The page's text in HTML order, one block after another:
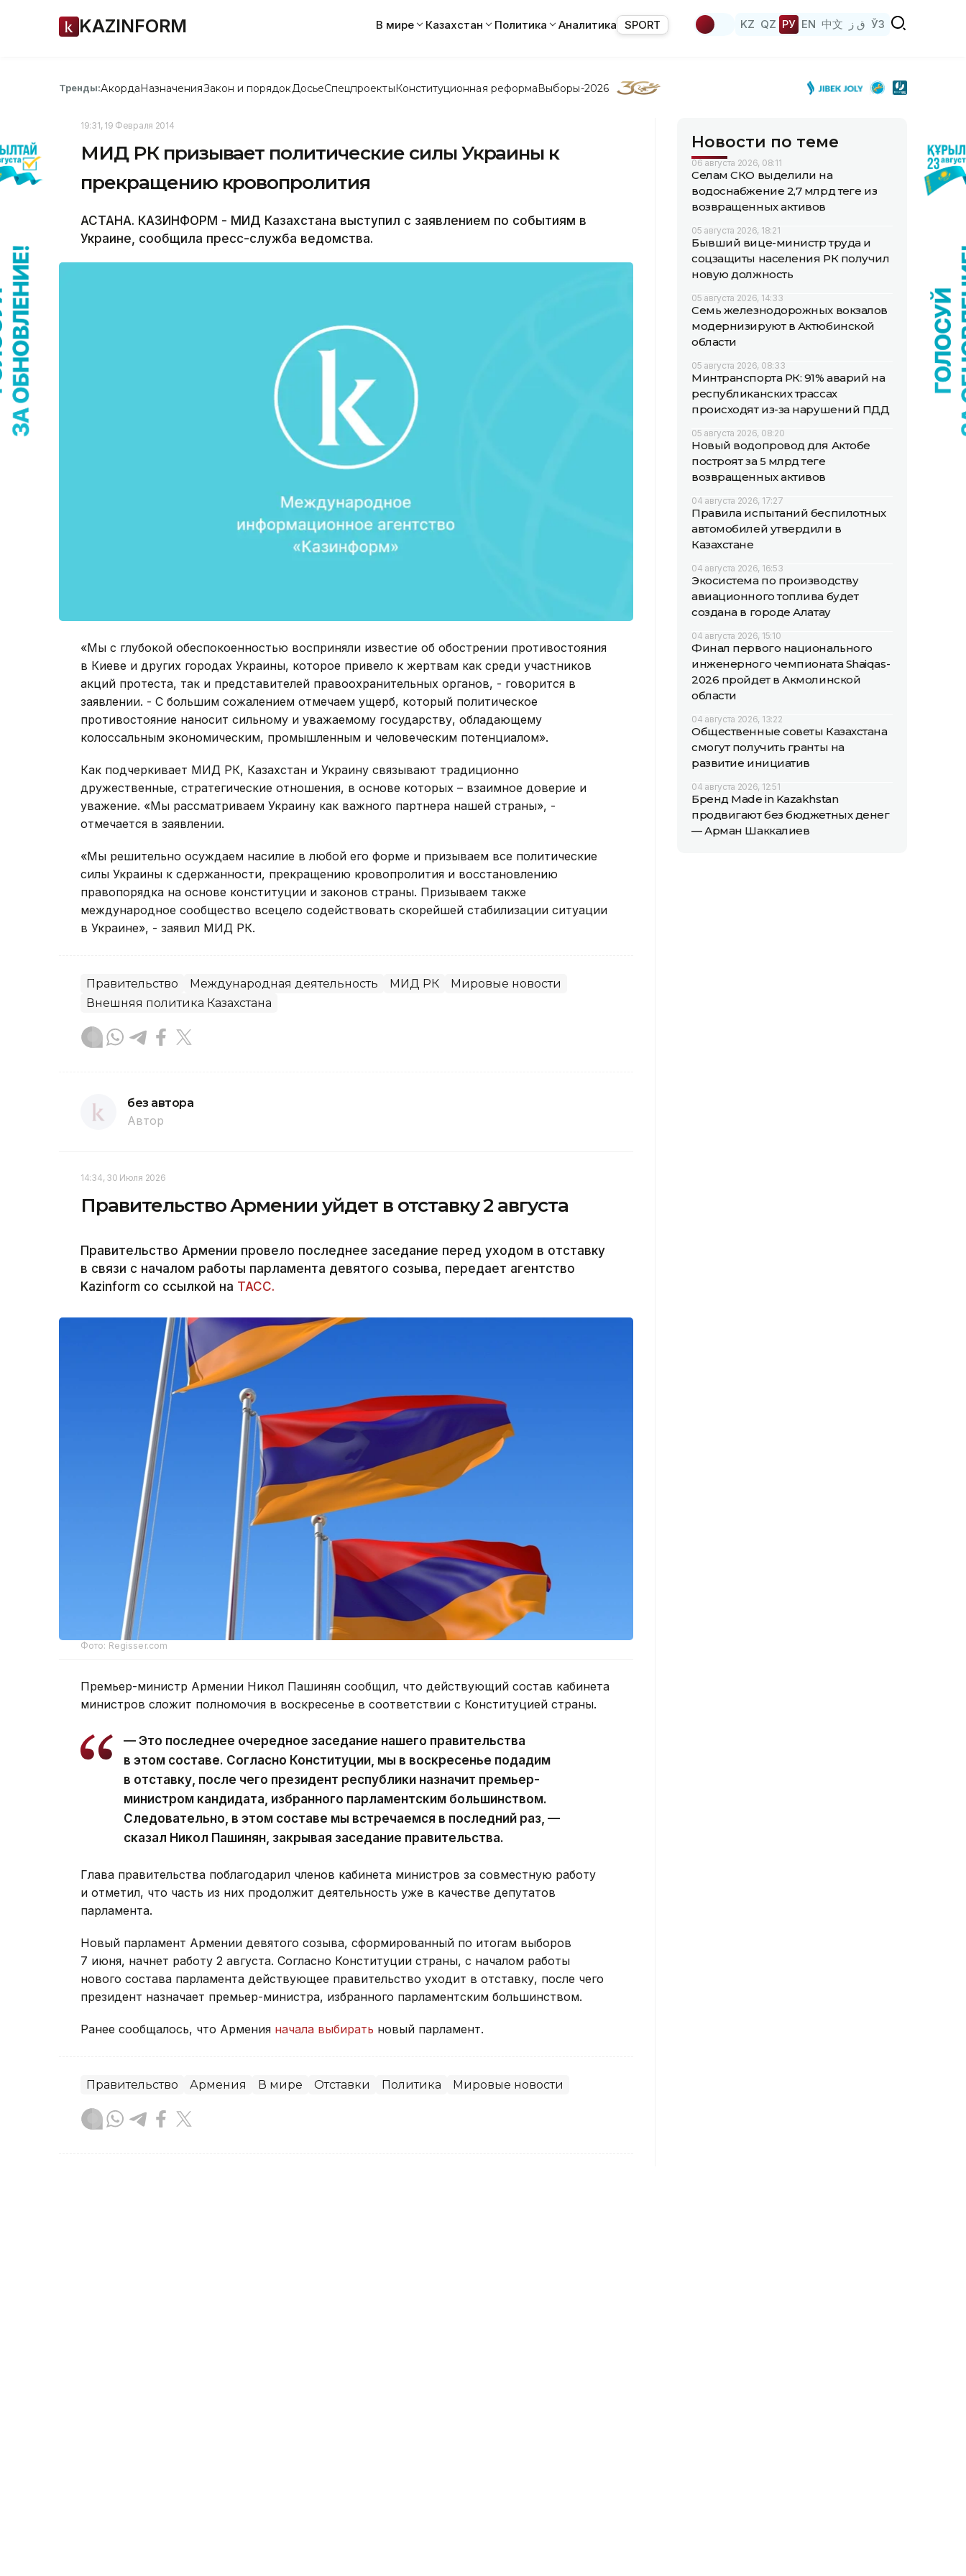
KAZINFORM В мире Казахстан Политика Аналитика SPORT KZ QZ РУ EN 中文 ق ز ЎЗ
Тренды:АкордаНазначенияЗакон и порядок ДосьеСпецпроектыКонституционная реформаВыборы-2026
19:31, 19 Февраля 2014
МИД РК призывает политические силы Украины к
прекращению кровопролития
АСТАНА. КАЗИНФОРМ - МИД Казахстана выступил с заявлением по событиям в
Украине, сообщила пресс-служба ведомства.
«Мы с глубокой обеспокоенностью восприняли известие об обострении противостояния
в Киеве и других городах Украины, которое привело к жертвам как среди участников
акций протеста, так и представителей правоохранительных органов, - говорится в
заявлении. - С большим сожалением отмечаем ущерб, который политическое
противостояние наносит сильному и уважаемому государству, обладающему
колоссальным экономическим, промышленным и человеческим потенциалом».
Как подчеркивает МИД РК, Казахстан и Украину связывают традиционно
дружественные, стратегические отношения, в основе которых – взаимное доверие и
уважение. «Мы рассматриваем Украину как важного партнера нашей страны», -
отмечается в заявлении.
«Мы решительно осуждаем насилие в любой его форме и призываем все политические
силы Украины к сдержанности, прекращению кровопролития и восстановлению
правопорядка на основе конституции и законов страны. Призываем также
международное сообщество всецело содействовать скорейшей стабилизации ситуации
в Украине», - заявил МИД РК.
Правительство Международная деятельность МИД РК
Мировые новости
Внешняя политика Казахстана
без автора
Автор
14:34, 30 Июля 2026
Правительство Армении уйдет в отставку 2 августа
Правительство Армении провело последнее заседание перед уходом в отставку
в связи с началом работы парламента девятого созыва, передает агентство
Kazinform со ссылкой на ТАСС.
Фото: Regisser.com
Премьер-министр Армении Никол Пашинян сообщил, что действующий состав кабинета
министров сложит полномочия в воскресенье в соответствии с Конституцией страны.
— Это последнее очередное заседание нашего правительства
в этом составе. Согласно Конституции, мы в воскресенье подадим
в отставку, после чего президент республики назначит премьер-
министром кандидата, избранного парламентским большинством.
Следовательно, в этом составе мы встречаемся в последний раз, —
сказал Никол Пашинян, закрывая заседание правительства.
Глава правительства поблагодарил членов кабинета министров за совместную работу
и отметил, что часть из них продолжит деятельность уже в качестве депутатов
парламента.
Новый парламент Армении девятого созыва, сформированный по итогам выборов
7 июня, начнет работу 2 августа. Согласно Конституции страны, с началом работы
нового состава парламента действующее правительство уходит в отставку, после чего
президент назначает премьер-министра, избранного парламентским большинством.
Ранее сообщалось, что Армения начала выбирать новый парламент.
Правительство Армения В мире Отставки Политика Мировые новости
Новости по теме
06 августа 2026, 08:11
Селам СКО выделили на
водоснабжение 2,7 млрд теңге из
возвращенных активов
05 августа 2026, 18:21
Бывший вице-министр труда и
соцзащиты населения РК получил
новую должность
05 августа 2026, 14:33
Семь железнодорожных вокзалов
модернизируют в Актюбинской
области
05 августа 2026, 08:33
Минтранспорта РК: 91% аварий на
республиканских трассах
происходят из-за нарушений ПДД
05 августа 2026, 08:20
Новый водопровод для Актобе
построят за 5 млрд теңге
возвращенных активов
04 августа 2026, 17:27
Правила испытаний беспилотных
автомобилей утвердили в
Казахстане
04 августа 2026, 16:53
Экосистема по производству
авиационного топлива будет
создана в городе Алатау
04 августа 2026, 15:10
Финал первого национального
инженерного чемпионата Shaiqas-
2026 пройдет в Акмолинской
области
04 августа 2026, 13:22
Общественные советы Казахстана
смогут получить гранты на
развитие инициатив
04 августа 2026, 12:51
Бренд Made in Kazakhstan
продвигают без бюджетных денег
— Арман Шаккалиев